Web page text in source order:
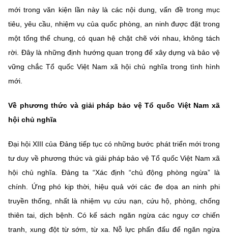
mới trong văn kiện lần này là các nội dung, vấn đề trong mục
tiêu, yêu cầu, nhiệm vụ của quốc phòng, an ninh được đặt trong
một tổng thể chung, có quan hệ chặt chẽ với nhau, không tách
rời. Đây là những định hướng quan trọng để xây dựng và bảo vệ
vững chắc Tổ quốc Việt Nam xã hội chủ nghĩa trong tình hình
mới.
Về phương thức và giải pháp bảo vệ Tổ quốc Việt Nam xã
hội chủ nghĩa
Đại hội XIII của Đảng tiếp tục có những bước phát triển mới trong
tư duy về phương thức và giải pháp bảo vệ Tổ quốc Việt Nam xã
hội chủ nghĩa. Đảng ta “Xác định “chủ động phòng ngừa” là
chính. Ứng phó kịp thời, hiệu quả với các đe dọa an ninh phi
truyền thống, nhất là nhiệm vụ cứu nạn, cứu hộ, phòng, chống
thiên tai, dịch bệnh. Có kế sách ngăn ngừa các nguy cơ chiến
tranh, xung đột từ sớm, từ xa. Nỗ lực phấn đấu để ngăn ngừa